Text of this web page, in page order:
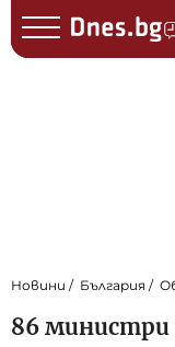
Новини България
86 министри